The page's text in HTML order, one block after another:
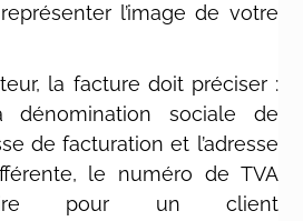
l’image de votre
la facture doit préciser :
sociale de
de facturation et l’adresse
le numéro de TVA
pour un client